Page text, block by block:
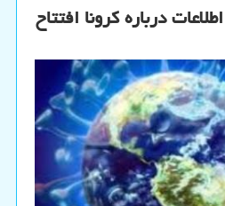
درباره كرونا افتتاح